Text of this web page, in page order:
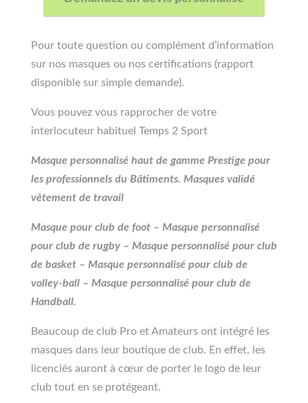
Pour toute question ou complément d’information
sur nos masques ou nos certifications (rapport
disponible sur simple demande).
Vous pouvez vous rapprocher de votre
interlocuteur habituel Temps 2 Sport
Masque personnalisé haut de gamme Prestige pour
les professionnels du Bâtiments. Masques validé
vêtement de travail
Masque pour club de foot – Masque personnalisé
pour club de rugby – Masque personnalisé pour club
de basket – Masque personnalisé pour club de
volley-ball – Masque personnalisé pour club de
Handball.
Beaucoup de club Pro et Amateurs ont intégré les
masques dans leur boutique de club. En effet, les
licenciés auront à cœur de porter le logo de leur
club tout en se protégeant.